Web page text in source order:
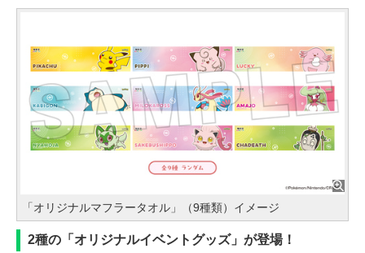
「オリジナルマフラータオル」（9種類）イメージ
2種の「オリジナルイベントグッズ」が登場！